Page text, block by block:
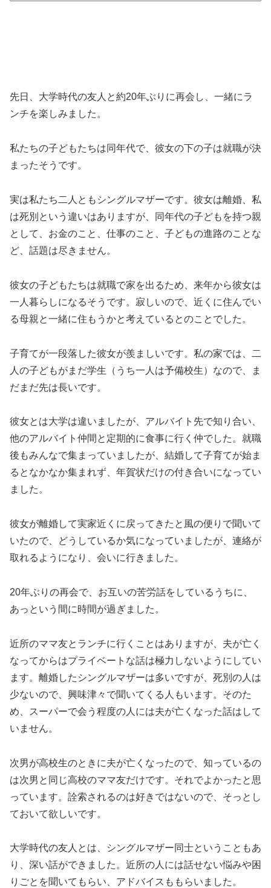
先日、大学時代の友人と約20年ぶりに再会し、一緒にラ
ンチを楽しみました。
私たちの子どもたちは同年代で、彼女の下の子は就職が決
まったそうです。
実は私たち二人ともシングルマザーです。彼女は離婚、私
は死別という違いはありますが、同年代の子どもを持つ親
として、お金のこと、仕事のこと、子どもの進路のことな
ど、話題は尽きません。
彼女の子どもたちは就職で家を出るため、来年から彼女は
一人暮らしになるそうです。寂しいので、近くに住んでい
る母親と一緒に住もうかと考えているとのことでした。
子育てが一段落した彼女が羨ましいです。私の家では、二
人の子どもがまだ学生（うち一人は予備校生）なので、ま
だまだ先は長いです。
彼女とは大学は違いましたが、アルバイト先で知り合い、
他のアルバイト仲間と定期的に食事に行く仲でした。就職
後もみんなで集まっていましたが、結婚して子育てが始ま
るとなかなか集まれず、年賀状だけの付き合いになってい
ました。
彼女が離婚して実家近くに戻ってきたと風の便りで聞いて
いたので、どうしているか気になっていましたが、連絡が
取れるようになり、会いに行きました。
20年ぶりの再会で、お互いの苦労話をしているうちに、
あっという間に時間が過ぎました。
近所のママ友とランチに行くことはありますが、夫が亡く
なってからはプライベートな話は極力しないようにしてい
ます。離婚したシングルマザーは多いですが、死別の人は
少ないので、興味津々で聞いてくる人もいます。そのた
め、スーパーで会う程度の人には夫が亡くなった話はして
いません。
次男が高校生のときに夫が亡くなったので、知っているの
は次男と同じ高校のママ友だけです。それでよかったと思
っています。詮索されるのは好きではないので、そっとし
ておいて欲しいです。
大学時代の友人とは、シングルマザー同士ということもあ
り、深い話ができました。近所の人には話せない悩みや困
りごとを聞いてもらい、アドバイスももらいました。